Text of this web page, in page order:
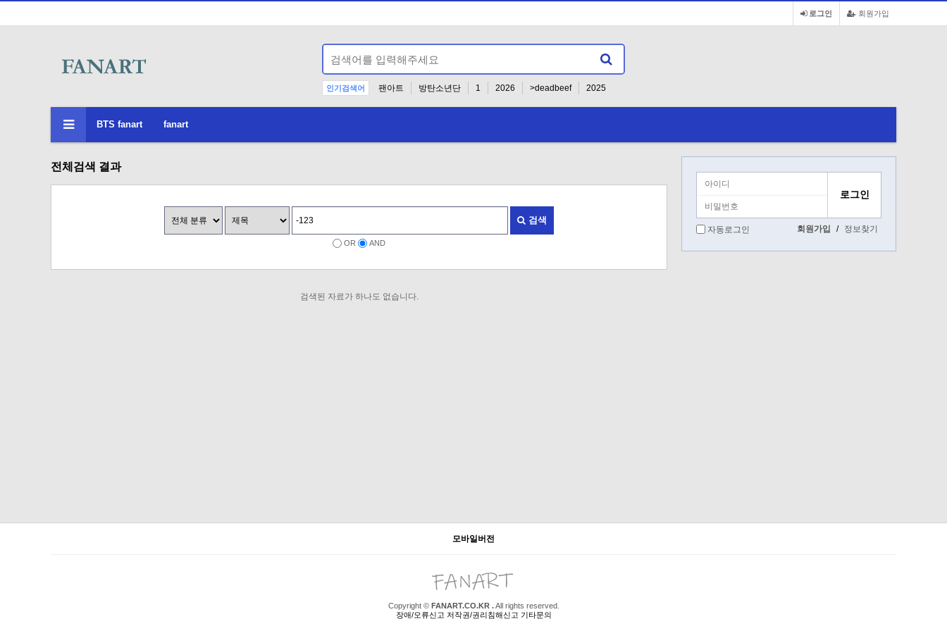
회원가입
로그인
인기검색어 팬아트 방탄소년단 1 2026 >deadbeef
2025
BTS fanart fanart
전체검색 결과
검색
OR AND
검색된 자료가 하나도 없습니다.
자동로그인 회원가입 / 정보찾기
모바일버전
Copyright © FANART.CO.KR .All rights reserved.
장애/오류신고 저작권/권리침해신고 기타문의